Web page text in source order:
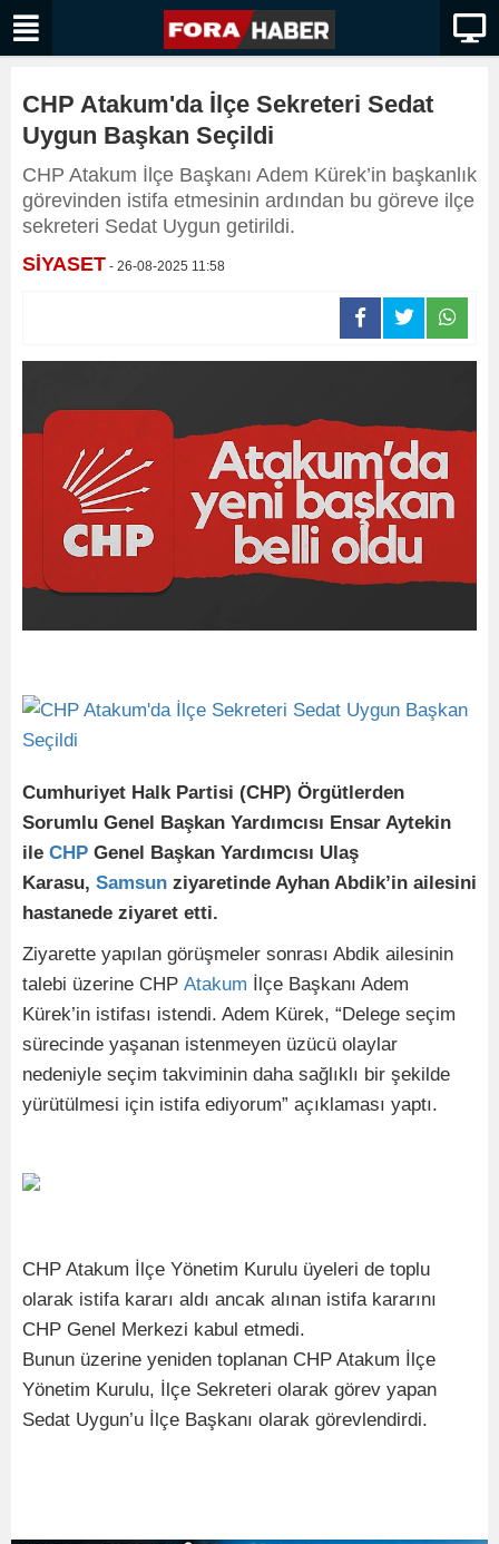
CHP Atakum'da İlçe Sekreteri Sedat
Uygun Başkan Seçildi
CHP Atakum İlçe Başkanı Adem Kürek’in başkanlık
görevinden istifa etmesinin ardından bu göreve ilçe
sekreteri Sedat Uygun getirildi.
SİYASET - 26-08-2025 11:58
Cumhuriyet Halk Partisi (CHP) Örgütlerden
Sorumlu Genel Başkan Yardımcısı Ensar Aytekin
ile CHP Genel Başkan Yardımcısı Ulaş
Karasu, Samsun ziyaretinde Ayhan Abdik’in ailesini
hastanede ziyaret etti.
Ziyarette yapılan görüşmeler sonrası Abdik ailesinin
talebi üzerine CHP Atakum İlçe Başkanı Adem
Kürek’in istifası istendi. Adem Kürek, “Delege seçim
sürecinde yaşanan istenmeyen üzücü olaylar
nedeniyle seçim takviminin daha sağlıklı bir şekilde
yürütülmesi için istifa ediyorum” açıklaması yaptı.
CHP Atakum İlçe Yönetim Kurulu üyeleri de toplu
olarak istifa kararı aldı ancak alınan istifa kararını
CHP Genel Merkezi kabul etmedi.
Bunun üzerine yeniden toplanan CHP Atakum İlçe
Yönetim Kurulu, İlçe Sekreteri olarak görev yapan
Sedat Uygun’u İlçe Başkanı olarak görevlendirdi.